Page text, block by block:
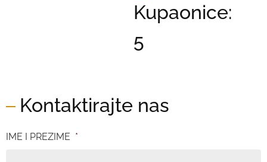
Kupaonice:
5
Kontaktirajte nas
IME I PREZIME *